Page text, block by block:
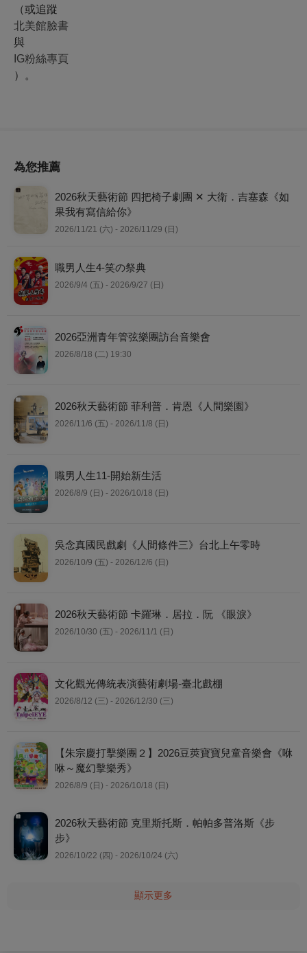
（或追蹤
北美館臉書
與
IG粉絲專頁
）。
為您推薦
2026秋天藝術節 四把椅子劇團 ✕ 大衛．吉塞森《如
果我有寫信給你》
2026/11/21 (六) - 2026/11/29 (日)
職男人生4-笑の祭典
2026/9/4 (五) - 2026/9/27 (日)
2026亞洲青年管弦樂團訪台音樂會
2026/8/18 (二) 19:30
2026秋天藝術節 菲利普．肯恩《人間樂園》
2026/11/6 (五) - 2026/11/8 (日)
職男人生11-開始新生活
2026/8/9 (日) - 2026/10/18 (日)
吳念真國民戲劇《人間條件三》台北上午零時
2026/10/9 (五) - 2026/12/6 (日)
2026秋天藝術節 卡羅琳．居拉．阮 《眼淚》
2026/10/30 (五) - 2026/11/1 (日)
文化觀光傳統表演藝術劇場-臺北戲棚
2026/8/12 (三) - 2026/12/30 (三)
【朱宗慶打擊樂團２】2026豆莢寶寶兒童音樂會《咻
咻～魔幻擊樂秀》
2026/8/9 (日) - 2026/10/18 (日)
2026秋天藝術節 克里斯托斯．帕帕多普洛斯《步
步》
2026/10/22 (四) - 2026/10/24 (六)
顯示更多